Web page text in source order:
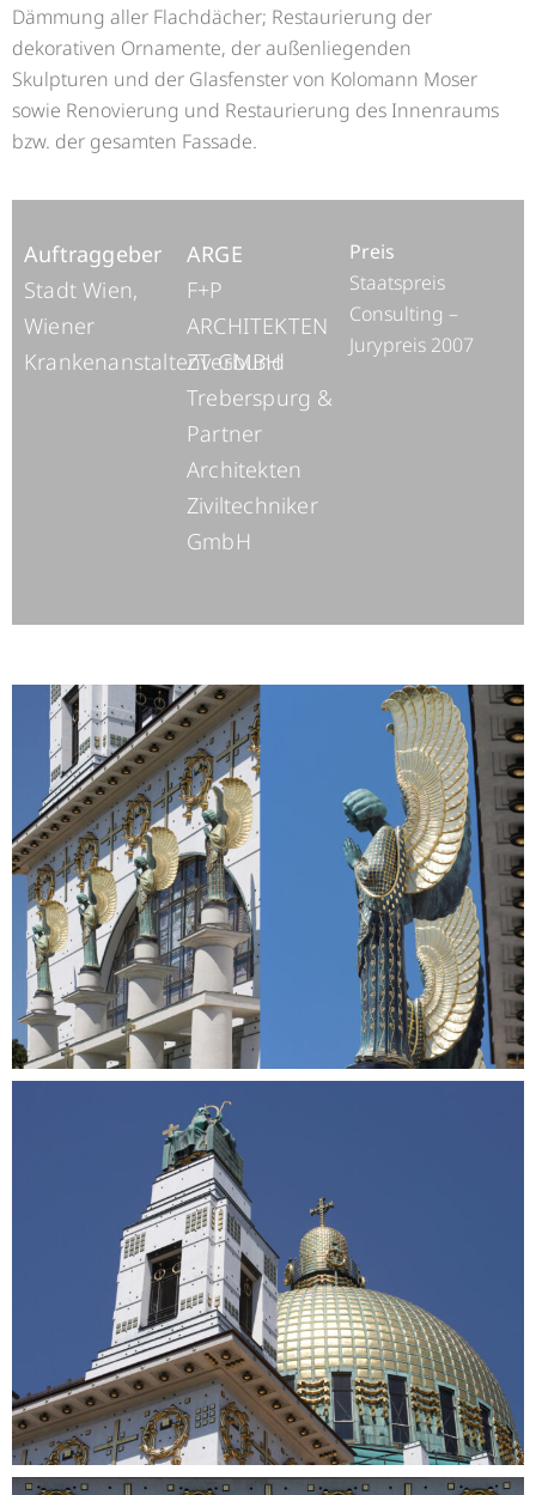
Auftraggeber
Stadt Wien,
Wiener
Krankenanstaltenverbund
ARGE
F+P
ARCHITEKTEN
ZT GMBH
Treberspurg &
Partner
Architekten
Ziviltechniker
GmbH
Preis
Staatspreis
Consulting –
Jurypreis 2007
Dämmung aller Flachdächer; Restaurierung der
dekorativen Ornamente, der au­ßenliegenden
Skulpturen und der Glasfenster von Kolomann Mo­ser
sowie Renovierung und Restaurierung des Innenraums
bzw. der gesamten Fassade.